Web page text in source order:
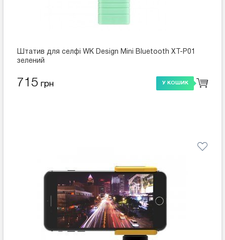
Штатив для селфі WK Design Mini Bluetooth XT-P01
зелений
715 грн У КОШИК